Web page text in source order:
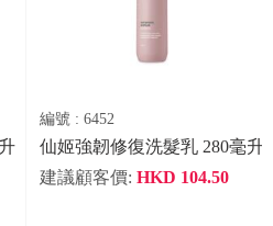
編號 : 6452
仙姬強韌修復洗髮乳 280毫升
建議顧客價: HKD 104.50